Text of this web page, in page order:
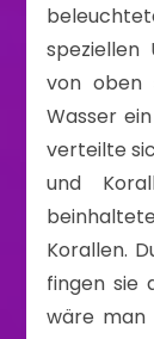
speziellen
von oben
Wasser
verteilte
und
Korallen.
fingen sie
wäre man